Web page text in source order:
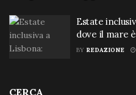
Estate
dove il mare
BY REDAZIONE
CERCA